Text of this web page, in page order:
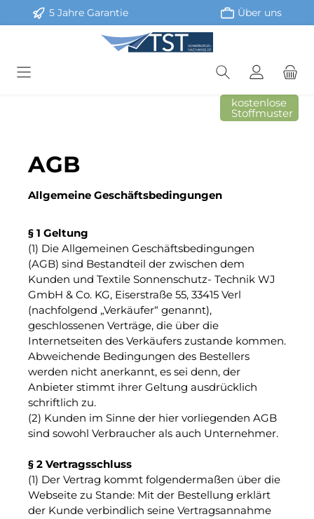
Zum Hauptinhalt springen
5 Jahre Garantie Über uns
kostenlose
Stoffmuster
AGB
Allgemeine Geschäftsbedingungen
§ 1 Geltung
(1) Die Allgemeinen Geschäftsbedingungen
(AGB) sind Bestandteil der zwischen dem
Kunden und Textile Sonnenschutz- Technik WJ
GmbH & Co. KG, Eiserstraße 55, 33415 Verl
(nachfolgend „Verkäufer“ genannt),
geschlossenen Verträge, die über die
Internetseiten des Verkäufers zustande kommen.
Abweichende Bedingungen des Bestellers
werden nicht anerkannt, es sei denn, der
Anbieter stimmt ihrer Geltung ausdrücklich
schriftlich zu.
(2) Kunden im Sinne der hier vorliegenden AGB
sind sowohl Verbraucher als auch Unternehmer.
§ 2 Vertragsschluss
(1) Der Vertrag kommt folgendermaßen über die
Webseite zu Stande: Mit der Bestellung erklärt
der Kunde verbindlich seine Vertragsannahme